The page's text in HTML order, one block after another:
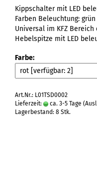
Kippschalter mit LED
Farben Beleuchtung:
Universal im KFZ
Hebelspitze mit LED
Farbe:
Art.Nr.: L01TSD0002
Lieferzeit:
ca. 3-5 Tage
Lagerbestand: 8 Stk.